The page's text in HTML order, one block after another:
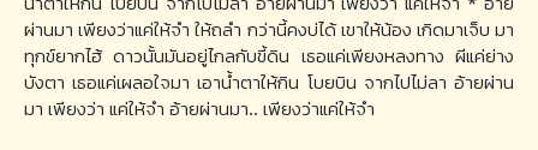
ผ่านมา เพียงว่าแค่ให้จำ ให้ถลำ กว่านี้คงบ่ได้ เขาให้น้อง เกิดมาเจ็บ มา
ทุกข์ยากไฮ้ ดาวนั้นมันอยู่ไกลกับขี้ดิน เธอแค่เพียงหลงทาง ผีแค่ย่าง
บังตา เธอแค่เผลอใจมา เอาน้ำตาให้กิน โบยบิน จากไปไม่ลา อ้ายผ่าน
มา เพียงว่า แค่ให้จำ อ้ายผ่านมา.. เพียงว่าแค่ให้จำ